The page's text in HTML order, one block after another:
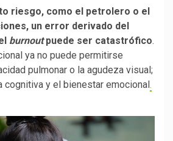
riesgo, como el petrolero o el
un error derivado del
burnoutpuede ser catastrófico.
ya no puede permitirse
pulmonar o la agudeza visual;
cognitiva y el bienestar emocional .